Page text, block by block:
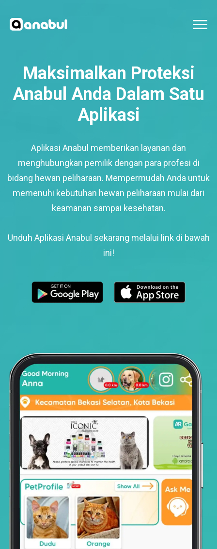
Maksimalkan Proteksi
Anabul Anda Dalam Satu
Aplikasi
Aplikasi Anabul memberikan layanan dan
menghubungkan pemilik dengan para profesi di
bidang hewan peliharaan. Mempermudah Anda untuk
memenuhi kebutuhan hewan peliharaan mulai dari
keamanan sampai kesehatan.
Unduh Aplikasi Anabul sekarang melalui link di bawah
ini!